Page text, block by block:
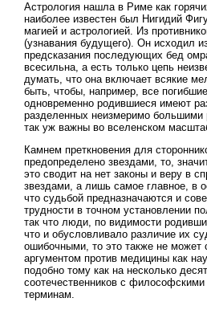
Астрология нашла в Риме как
наиболее известен был Нигидий
магией и астрологией. Из
(узнавания будущего). Он исходил
предсказания последующих бед
всесильна, а есть только цепь
думать, что она включает всякие
быть, чтобы, например, все
одновременно родившиеся имеют
разделенных неизмеримо
так уж важны во вселенском
Камнем преткновения для
предопределено звездами, то,
это сводит на нет законы и веру в
звездами, а лишь самое главное, в
что судьбой предназначаются и
трудности в точном установлении
так что люди, по видимости
что и обусловливало различие их
ошибочными, то это также не может
аргументом против медицины как
подобно тому как на несколько
соотечественников с
терминам.